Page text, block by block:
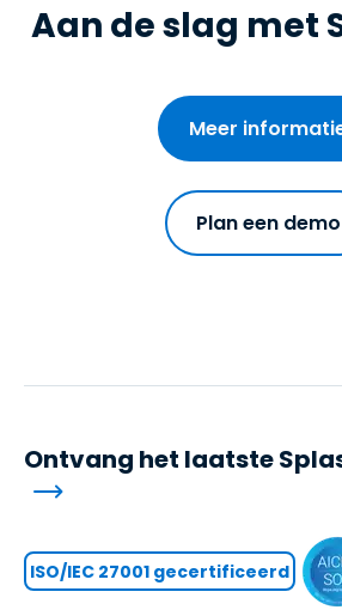
Aan de slag met
Meer
Plan een demo
Ontvang het laatste
ISO/IEC 27001 gecertificeerd